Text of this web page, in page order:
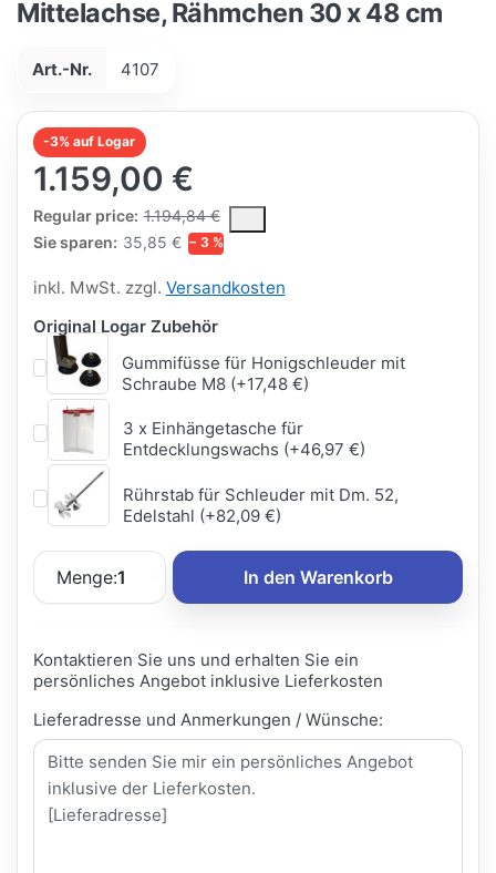
Mittelachse, Rähmchen 30 x 48 cm
Art.-Nr. 4107
-3% auf Logar
1.159,00 €
Regular price: 1.194,84 €
The Regular Price is the median selling price paid by
Sie sparen: 35,85 € − 3 %
inkl. MwSt. zzgl. Versandkosten
Original Logar Zubehör
Gummifüsse für Honigschleuder mit
Schraube M8 (+17,48 €)
3 x Einhängetasche für
Entdecklungswachs (+46,97 €)
Rührstab für Schleuder mit Dm. 52,
Edelstahl (+82,09 €)
Menge:1 In den Warenkorb
Kontaktieren Sie uns und erhalten Sie ein
persönliches Angebot inklusive Lieferkosten
Lieferadresse und Anmerkungen / Wünsche: